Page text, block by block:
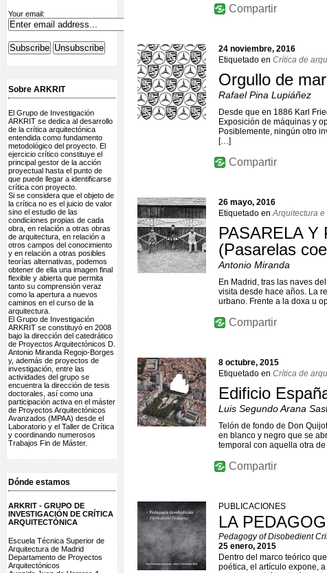
Your email:
Sobre ARKRIT
El Grupo de Investigación
ARKRIT se dedica al desarrollo
de la crítica arquitectónica
entendida como fundamento
metodológico del proyecto. El
ejercicio crítico constituye el
principal gestor de la acción
proyectual hasta el punto de
que puede llegar a identificarse
crítica con proyecto.
Si se considera que el objeto de
la crítica no es el juicio de valor
sino el estudio de las
condiciones propias de cada
obra, en relación a otras obras
de arquitectura, en relación a
otros campos del conocimiento
y en relación a otras posibles
teorías alternativas, podemos
obtener de ella una imagen final
flexible y abierta que permita
tanto su comprensión veraz
como la apertura a nuevos
caminos en el curso de la
arquitectura.
El Grupo de Investigación
ARKRIT se constituyó en 2008
bajo la dirección del catedrático
de Proyectos Arquitectónicos D.
Antonio Miranda Regojo-Borges
y, además de proyectos de
investigación, entre las
actividades del grupo se
encuentra la dirección de tesis
doctorales, así como una
participación activa en el máster
de Proyectos Arquitectónicos
Avanzados (MPAA) desde el
Laboratorio y el Taller de Crítica
y coordinando numerosos
Trabajos Fin de Máster.
Dónde estamos
ARKRIT - GRUPO DE
INVESTIGACIÓN DE CRÍTICA
ARQUITECTÓNICA
Escuela Técnica Superior de
Arquitectura de Madrid
Departamento de Proyectos
Arquitectónicos
Compartir
24 noviembre, 2016
Etiquetado en Crítica de
Orgullo de
Rafael Pina Lupiáñez
Desde que en 1886 Karl
Exposición de máquinas y
Posiblemente, ningún otro
[…]
Compartir
26 mayo, 2016
Etiquetado enArquitectura
PASARELA Y
(Pasarelas
Antonio Miranda
En Madrid, tras las naves
visita desde hace años. La
urbano. Frente a la doxa u
Compartir
8 octubre, 2015
Etiquetado en Crítica de
Edificio
Luis Segundo Arana
Telón de fondo de Don
en blanco y negro que se
temporal con aquella otra
Compartir
PUBLICACIONES
LA
Pedagogy of Disobedient
25 enero, 2015
Dentro del marco teórico
poética, el artículo expone,